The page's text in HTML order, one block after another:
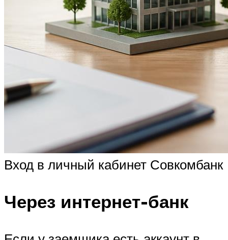
Вход в личный кабинет Совкомбанк
Через интернет-банк